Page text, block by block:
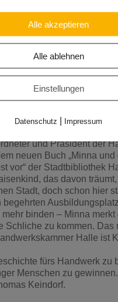
und Präsident der
neuen Buch „Minna und
vor“ der Stadtbibliothek
das davon
Stadt, doch schon hier
binden – Minna
Schliche zu kommen. Das
Halle ist
fürs Handwerk zu
Menschen zu
Keindorf.
Alle akzeptieren
Alle ablehnen
Einstellungen
Datenschutz Impressum